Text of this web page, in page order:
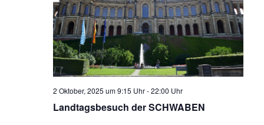
Landtagsbesuch der SCHWABEN
2 Oktober, 2025 um 9:15 Uhr-22:00 Uhr